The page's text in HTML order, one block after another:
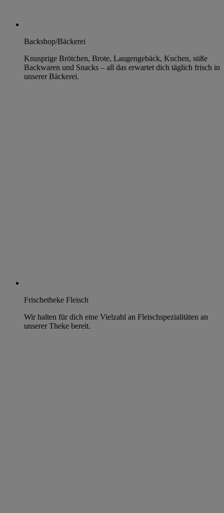
Backshop/Bäckerei
Knusprige Brötchen, Brote, Laugengebäck, Kuchen, süße
Backwaren und Snacks – all das erwartet dich täglich frisch in
unserer Bäckerei.
Frischetheke Fleisch
Wir halten für dich eine Vielzahl an Fleischspezialitäten an
unserer Theke bereit.